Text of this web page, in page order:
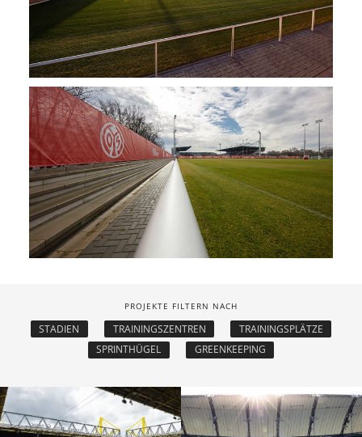
PROJEKTE FILTERN NACH
STADIEN TRAININGSZENTREN
TRAININGSPLÄTZE
SPRINTHÜGEL
GREENKEEPING